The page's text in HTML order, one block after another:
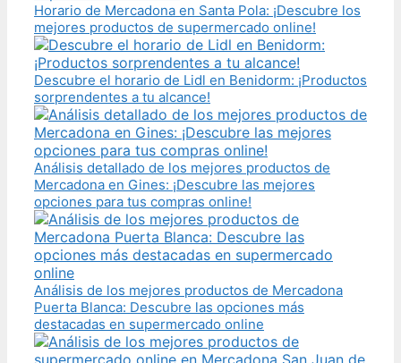
Horario de Mercadona en Santa Pola: ¡Descubre los
mejores productos de supermercado online!
Descubre el horario de Lidl en Benidorm: ¡Productos
sorprendentes a tu alcance!
Análisis detallado de los mejores productos de
Mercadona en Gines: ¡Descubre las mejores
opciones para tus compras online!
Análisis de los mejores productos de Mercadona
Puerta Blanca: Descubre las opciones más
destacadas en supermercado online